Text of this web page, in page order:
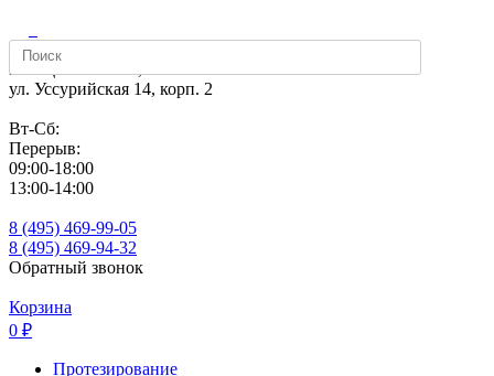
м. «Щелковская»,
ул. Уссурийская 14, корп. 2
Вт-Сб:
Перерыв:
09:00-18:00
13:00-14:00
8 (495) 469-99-05
8 (495) 469-94-32
Обратный звонок
Корзина
0 ₽
Протезирование